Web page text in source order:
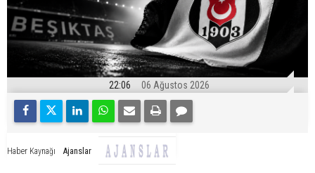
22:06 06 Ağustos 2026
Haber Kaynağı Ajanslar